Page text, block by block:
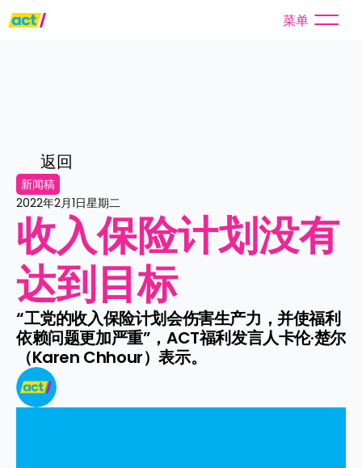
菜单
返回
新闻稿
2022年2月1日星期二
收入保险计划没有
达到目标
“工党的收入保险计划会伤害生产力，并使福利
依赖问题更加严重”，ACT福利发言人卡伦·楚尔
（Karen Chhour）表示。